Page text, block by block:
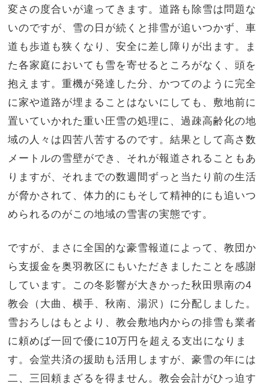
変さの度合いが違ってきます。道路も除雪は問題な
いのですが、雪の日が続くと排雪が追いつかず、車
道も歩道も狭くなり、安全に差し障りが出ます。ま
た各家庭においても雪を寄せるところがなく、頭を
抱えます。重機が発達した分、かつてのように完全
に家や道路が埋まることはないにしても、敷地前に
置いていかれた重い圧雪の処理に、過疎高齢化の地
域の人々は四苦八苦するのです。結果として高さ数
メートルの雪壁ができ、それが報道されることもあ
りますが、それまでの数週間ずっと当たり前の生活
が脅かされて、体力的にもそして精神的にも追いつ
められるのがこの地域の雪害の実態です。
ですが、まさに全国的な豪雪報道によって、教団か
ら支援金を奥羽教区にもいただきましたことを感謝
しています。この冬影響が大きかった秋田県南の4
教会（大曲、横手、秋南、湯沢）に分配しました。
雪おろしはもとより、教会敷地内からの排雪も業者
に頼めば一回で優に10万円を超える支出になりま
す。会堂共済の援助も活用しますが、豪雪の年には
二、三回頼まざるを得ません。教会会計がひっ迫す